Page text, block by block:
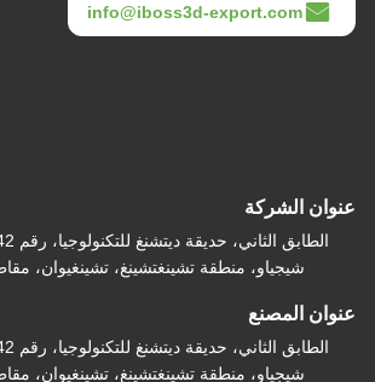
info@iboss3d-export.com
عنوان الشركة
شيجياو، منطقة تشينغتشينغ، تشينغيوان،
عنوان المصنع
شيجياو، منطقة تشينغتشينغ، تشينغيوان،